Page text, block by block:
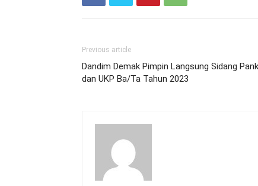
Previous article
Dandim Demak Pimpin Langsung Sidang
dan UKP Ba/Ta Tahun 2023